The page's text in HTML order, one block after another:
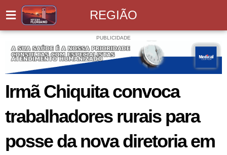
REGIÃO
PUBLICIDADE
Irmã Chiquita convoca
trabalhadores rurais para
posse da nova diretoria em